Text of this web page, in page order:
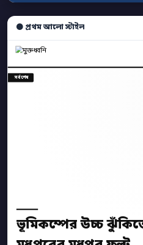
⚫ প্রথম আলো স্টাইল
সর্বশেষ
ভূমিকম্পের উচ্চ